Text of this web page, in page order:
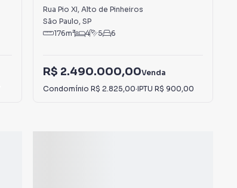
Pinheiros
Rua Pio XI, Alto de Pinheiros
São Paulo, SP
176m² 4 5 6
R$ 2.490.000,00Venda
Condomínio R$ 2.825,00·IPTU R$ 900,00